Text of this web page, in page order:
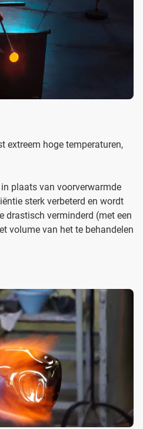
extreem hoge temperaturen,
plaats van voorverwarmde
sterk verbeterd en wordt
verminderd (met een
volume van het te behandelen